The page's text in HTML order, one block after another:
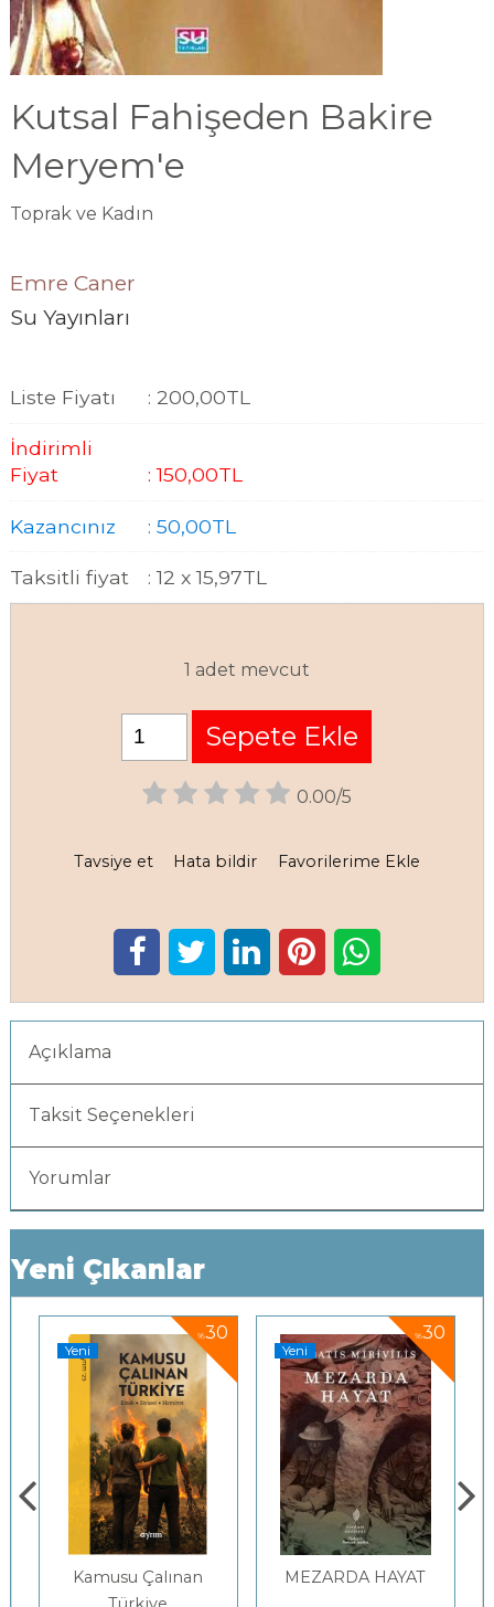
Kutsal Fahişeden Bakire
Meryem'e
Toprak ve Kadın
Emre Caner
Su Yayınları
Liste Fiyatı : 200,00TL
İndirimli
Fiyat
:150,00TL
Kazancınız : 50,00TL
Taksitli fiyat : 12 x 15,97TL
1 adet mevcut
Sepete Ekle
0.00/5
Tavsiye et Hata bildir Favorilerime Ekle
Açıklama
Taksit Seçenekleri
Yorumlar
Yeni Çıkanlar
%30
Kamusu Çalınan
%30
MEZARDA HAYAT